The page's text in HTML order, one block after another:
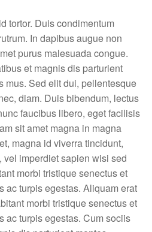
tortor. Duis condimentum
In dapibus augue non
purus malesuada congue.
et magnis dis parturient
mus. Sed elit dui, pellentesque
diam. Duis bibendum, lectus
faucibus libero, eget facilisis
sit amet magna in magna
magna id viverra tincidunt,
imperdiet sapien wisi sed
morbi tristique senectus et
ac turpis egestas. Aliquam erat
morbi tristique senectus et
ac turpis egestas. Cum sociis